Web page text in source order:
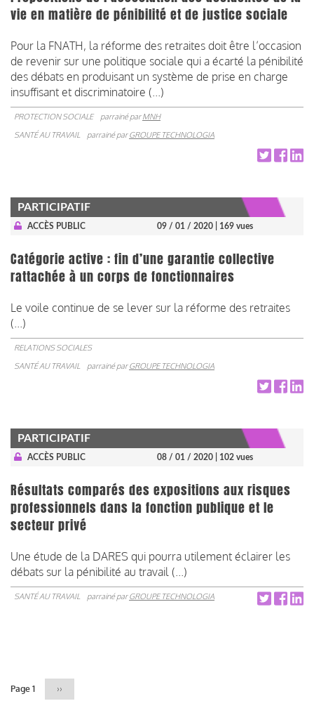
vie en matière de pénibilité et de justice sociale
Pour la FNATH, la réforme des retraites doit être l’occasion
de revenir sur une politique sociale qui a écarté la pénibilité
des débats en produisant un système de prise en charge
insuffisant et discriminatoire (...)
PROTECTION SOCIALE parrainé parMNH
SANTÉ AU TRAVAIL
parrainé parGROUPE TECHNOLOGIA
PARTICIPATIF
ACCÈS PUBLIC 09 / 01 / 2020 | 169 vues
Catégorie active : fin d’une garantie collective
rattachée à un corps de fonctionnaires
Le voile continue de se lever sur la réforme des retraites
(...)
RELATIONS SOCIALES
SANTÉ AU TRAVAIL
parrainé parGROUPE TECHNOLOGIA
PARTICIPATIF
ACCÈS PUBLIC 08 / 01 / 2020 | 102 vues
Résultats comparés des expositions aux risques
professionnels dans la fonction publique et le
secteur privé
Une étude de la DARES qui pourra utilement éclairer les
débats sur la pénibilité au travail (...)
SANTÉ AU TRAVAIL parrainé parGROUPE TECHNOLOGIA
Page 1
Page
››